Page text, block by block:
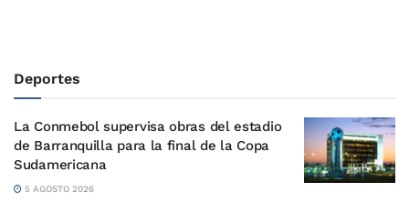
Deportes
La Conmebol supervisa obras del estadio
de Barranquilla para la final de la Copa
Sudamericana
5 AGOSTO 2026